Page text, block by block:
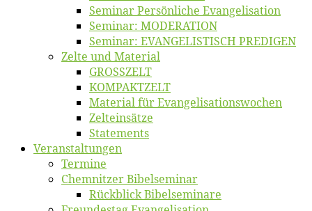
Se­mi­nar Per­sön­li­che Evangelisation
Se­mi­nar: MODERATION
Se­mi­nar: EVANGELISTISCH PREDIGEN
Zel­te und Material
GROSSZELT
KOMPAKTZELT
Ma­te­ri­al für Evangelisationswochen
Zelt­ein­sät­ze
State­ments
Ver­an­stal­tun­gen
Ter­mi­ne
Chemnit­zer Bibelseminar
Rück­blick Bibelseminare